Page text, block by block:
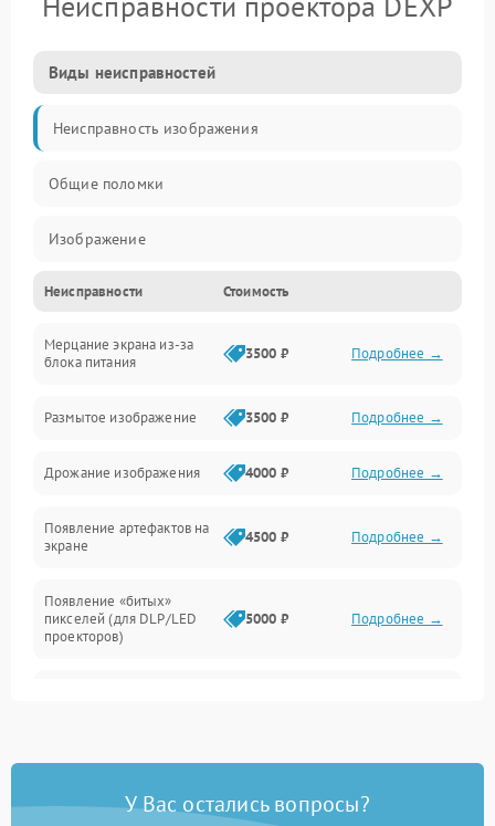
Виды неисправностей
Неисправность изображения
Общие поломки
Изображение
Лампа подсветки
Неисправность управления и интерфейсов
Неисправности Стоимость
Мерцание экрана из-за
блока питания
3500 ₽ Подробнее →
Размытое изображение 3500 ₽ Подробнее →
Дрожание изображения 4000 ₽ Подробнее →
Появление артефактов на
экране
4500 ₽ Подробнее →
Появление «битых»
пикселей (для DLP/LED
проекторов)
5000 ₽ Подробнее →
Нестабильная яркость или
У Вас остались вопросы?